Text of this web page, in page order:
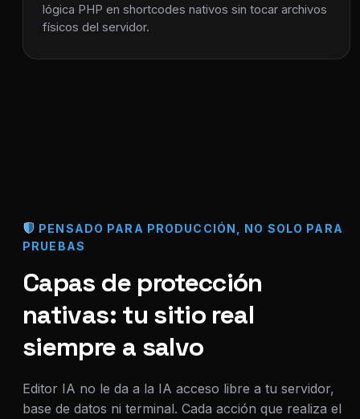
lógica PHP en shortcodes nativos sin tocar archivos
físicos del servidor.
PENSADO PARA PRODUCCIÓN, NO SOLO PARA
PRUEBAS
Capas de protección
nativas: tu sitio real
siempre a salvo
Editor IA no le da a la IA acceso libre a tu servidor,
base de datos ni terminal. Cada acción que realiza el